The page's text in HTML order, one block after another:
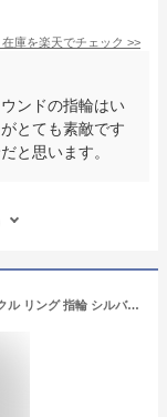
庫を楽天でチェック >>
ンドの指輪はい
とても素敵です
と思います。
ティファニー 1837 インターロッキング サークル リング 指輪 シルバー レディース メンズ ブランド おしゃれ 新品 本物 カジュアル オシャレ シンプル シルバー925 20代 30代 40代 50代 60代 大学生 彼女 彼氏 プレゼント ギフト ホワイトデー クリスマス 母の日